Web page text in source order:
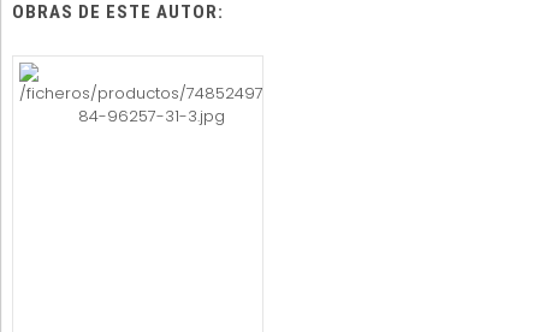
OBRAS DE ESTE AUTOR: